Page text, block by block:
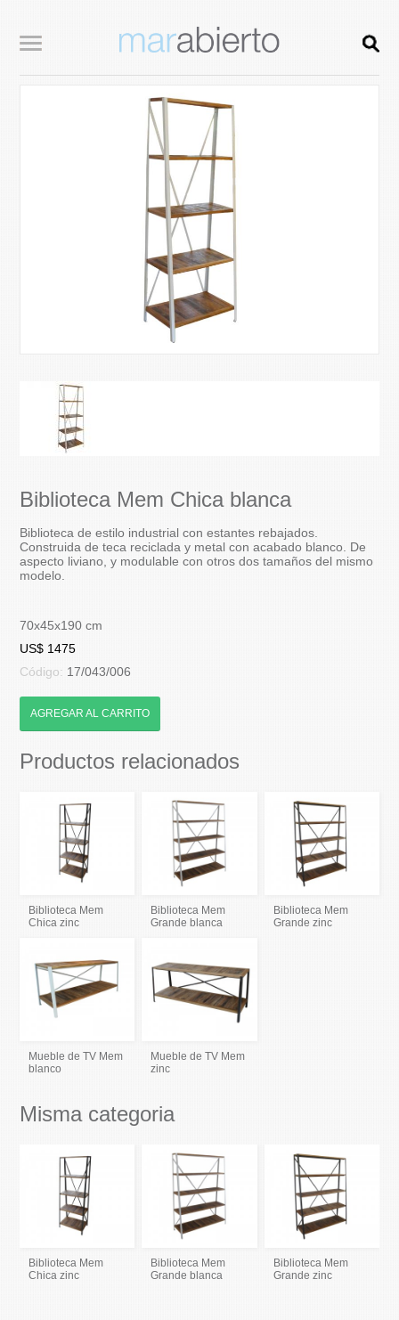
Biblioteca Mem Chica blanca
Biblioteca de estilo industrial con estantes rebajados.
Construida de teca reciclada y metal con acabado blanco. De
aspecto liviano, y modulable con otros dos tamaños del mismo
modelo.
70x45x190 cm
US$ 1475
Código: 17/043/006
AGREGAR AL CARRITO
Productos relacionados
Biblioteca Mem
Chica zinc
Biblioteca Mem
Grande blanca
Biblioteca Mem
Grande zinc
Mueble de TV Mem
blanco
Mueble de TV Mem
zinc
Misma categoria
Biblioteca Mem
Chica zinc
Biblioteca Mem
Grande blanca
Biblioteca Mem
Grande zinc